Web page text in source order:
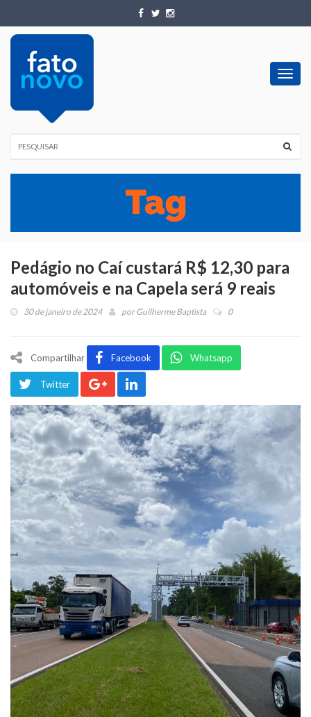
Pedágio no Caí custará R$ 12,30 para
automóveis e na Capela será 9 reais
30 de janeiro de 2024 porGuilherme Baptista 0
Compartilhar Facebook Whatsapp
Twitter